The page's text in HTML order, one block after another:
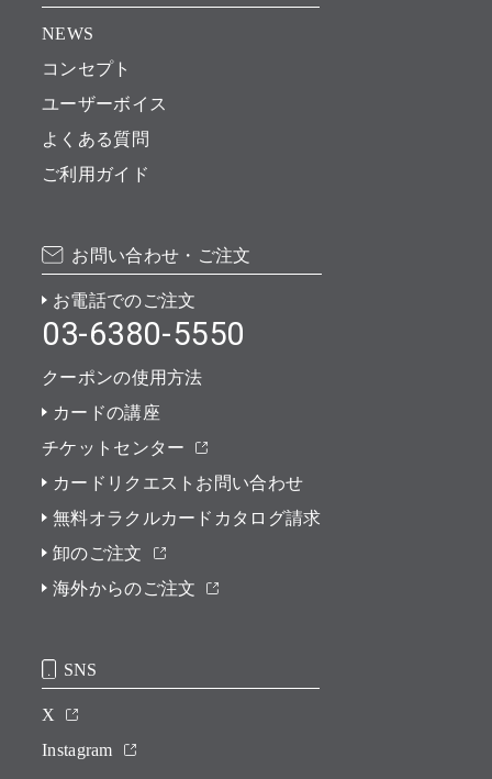
NEWS
コンセプト
ユーザーボイス
よくある質問
ご利用ガイド
お問い合わせ・ご注文
お電話でのご注文
03-6380-5550
クーポンの使用方法
カードの講座
チケットセンター
カードリクエストお問い合わせ
無料オラクルカードカタログ請求
卸のご注文
海外からのご注文
SNS
X
Instagram